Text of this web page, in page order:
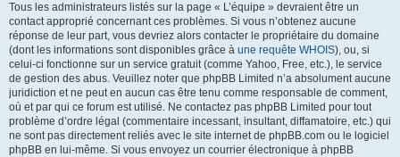
Tous les administrateurs listés sur la page « L’équipe » devraient être un
contact approprié concernant ces problèmes. Si vous n’obtenez aucune
réponse de leur part, vous devriez alors contacter le propriétaire du domaine
(dont les informations sont disponibles grâce à une requête WHOIS), ou, si
celui-ci fonctionne sur un service gratuit (comme Yahoo, Free, etc.), le service
de gestion des abus. Veuillez noter que phpBB Limited n’a absolument aucune
juridiction et ne peut en aucun cas être tenu comme responsable de comment,
où et par qui ce forum est utilisé. Ne contactez pas phpBB Limited pour tout
problème d’ordre légal (commentaire incessant, insultant, diffamatoire, etc.) qui
ne sont pas directement reliés avec le site internet de phpBB.com ou le logiciel
phpBB en lui-même. Si vous envoyez un courrier électronique à phpBB